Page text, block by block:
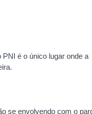
é o único lugar onde a
se envolvendo com o